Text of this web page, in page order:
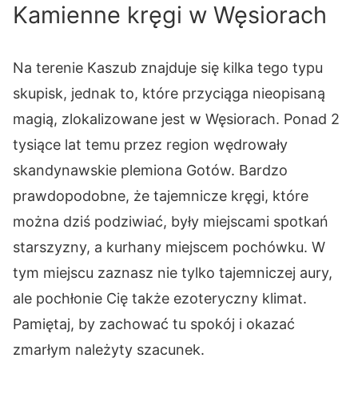
Kamienne kręgi w Węsiorach
Na terenie Kaszub znajduje się kilka tego typu
skupisk, jednak to, które przyciąga nieopisaną
magią, zlokalizowane jest w Węsiorach. Ponad 2
tysiące lat temu przez region wędrowały
skandynawskie plemiona Gotów. Bardzo
prawdopodobne, że tajemnicze kręgi, które
można dziś podziwiać, były miejscami spotkań
starszyzny, a kurhany miejscem pochówku. W
tym miejscu zaznasz nie tylko tajemniczej aury,
ale pochłonie Cię także ezoteryczny klimat.
Pamiętaj, by zachować tu spokój i okazać
zmarłym należyty szacunek.